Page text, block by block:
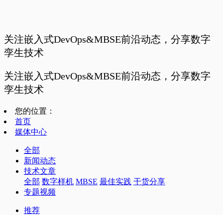
关注嵌入式DevOps&MBSE前沿动态，分享数字
孪生技术
关注嵌入式DevOps&MBSE前沿动态，分享数字
孪生技术
您的位置：
首页
媒体中心
全部
新闻动态
技术文章
全部 数字样机 MBSE 最佳实践 干货分享
专题视频
推荐